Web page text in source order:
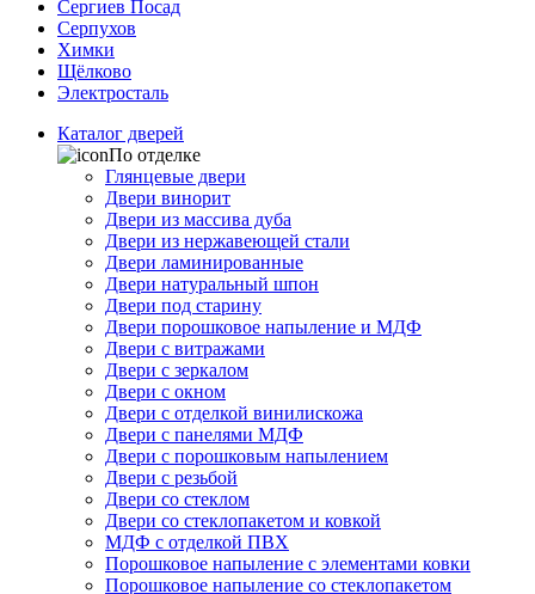
Сергиев Посад
Серпухов
Химки
Щёлково
Электросталь
Каталог дверей
По отделке
Глянцевые двери
Двери винорит
Двери из массива дуба
Двери из нержавеющей стали
Двери ламинированные
Двери натуральный шпон
Двери под старину
Двери порошковое напыление и МДФ
Двери с витражами
Двери с зеркалом
Двери с окном
Двери с отделкой винилискожа
Двери с панелями МДФ
Двери с порошковым напылением
Двери с резьбой
Двери со стеклом
Двери со стеклопакетом и ковкой
МДФ с отделкой ПВХ
Порошковое напыление с элементами ковки
Порошковое напыление со стеклопакетом